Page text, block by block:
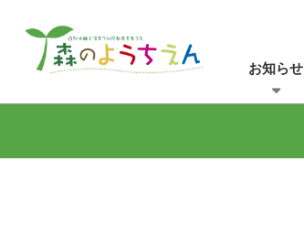
お知らせ